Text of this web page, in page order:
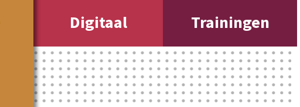
Digitaal Trainingen